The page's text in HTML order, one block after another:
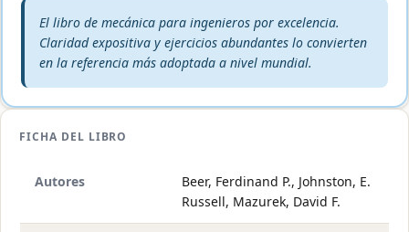
Veredicto editorial:
El libro de mecánica para ingenieros por excelencia.
Claridad expositiva y ejercicios abundantes lo convierten
en la referencia más adoptada a nivel mundial.
FICHA DEL LIBRO
Autores
Beer, Ferdinand P., Johnston, E.
Russell, Mazurek, David F.